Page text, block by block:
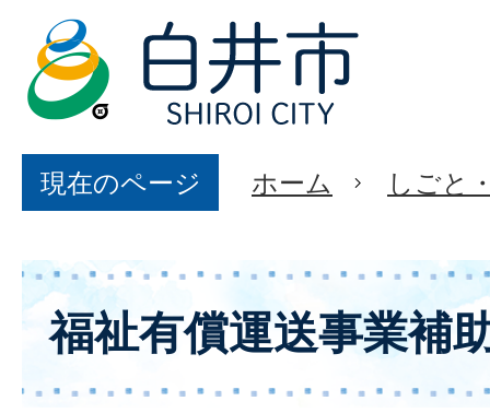
現在のページ ホーム しごと
福祉有償運送事業補